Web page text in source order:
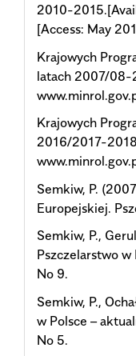
2010-
[Access: May
Krajowych
latach 2007/08-
Krajowych
2016/2017-
Semkiw, P.
Europejskiej.
Semkiw, P.,
Pszczelarstwo w
No 9.
Semkiw, P.,
w Polsce –
No 5.